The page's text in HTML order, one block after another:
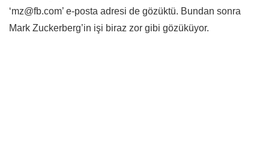
‘mz@fb.com’ e-posta adresi de gözüktü. Bundan sonra
Mark Zuckerberg’in işi biraz zor gibi gözüküyor.